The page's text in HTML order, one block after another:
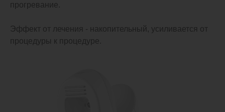
прогревание.
Эффект от лечения - накопительный, усиливается от
процедуры к процедуре.